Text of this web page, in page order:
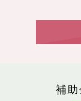
補